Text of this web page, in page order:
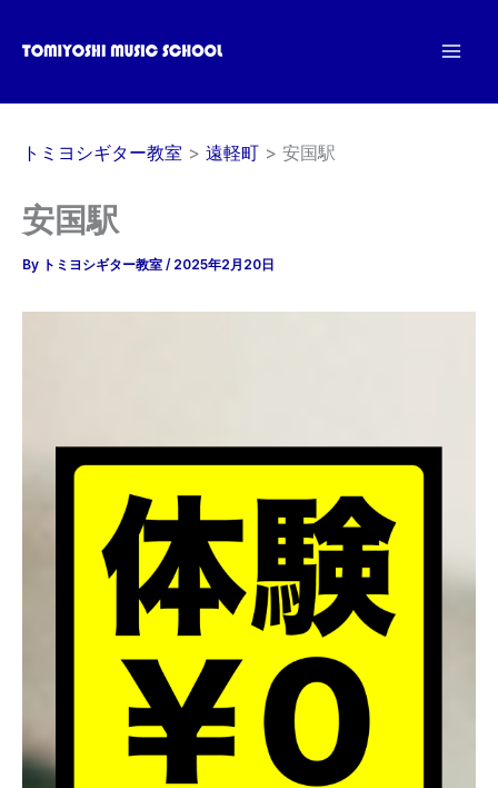
ス
トミヨシギター教室 遠軽町 安国駅
安国駅
By トミヨシギター教室 / 2025年2月20日